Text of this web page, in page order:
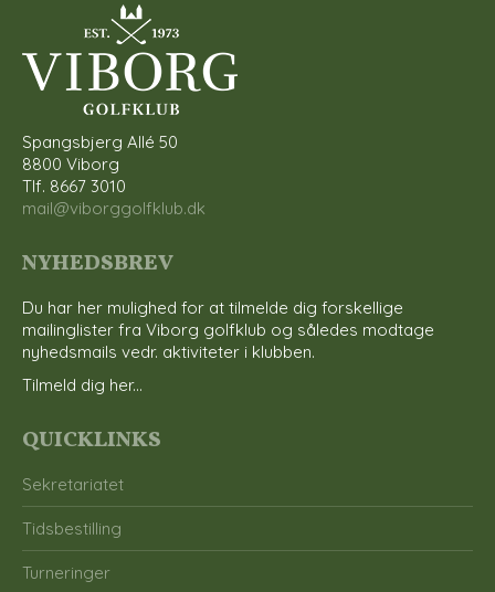
Spangsbjerg Allé 50
8800 Viborg
Tlf. 8667 3010
mail@viborggolfklub.dk
NYHEDSBREV
Du har her mulighed for at tilmelde dig forskellige
mailinglister fra Viborg golfklub og således modtage
nyhedsmails vedr. aktiviteter i klubben.
Tilmeld dig her...
QUICKLINKS
Sekretariatet
Tidsbestilling
Turneringer